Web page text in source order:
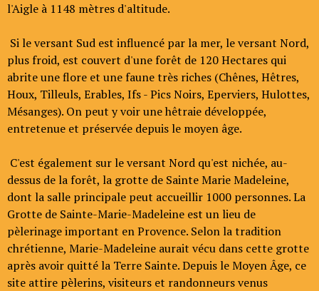
l'Aigle à 1148 mètres d'altitude.
Si le versant Sud est influencé par la mer, le versant Nord,
plus froid, est couvert d'une forêt de 120 Hectares qui
abrite une flore et une faune très riches (Chênes, Hêtres,
Houx, Tilleuls, Erables, Ifs - Pics Noirs, Eperviers, Hulottes,
Mésanges). On peut y voir une hêtraie développée,
entretenue et préservée depuis le moyen âge.
C'est également sur le versant Nord qu'est nichée, au-
dessus de la forêt, la grotte de Sainte Marie Madeleine,
dont la salle principale peut accueillir 1000 personnes. La
Grotte de Sainte-Marie-Madeleine est un lieu de
pèlerinage important en Provence. Selon la tradition
chrétienne, Marie-Madeleine aurait vécu dans cette grotte
après avoir quitté la Terre Sainte. Depuis le Moyen Âge, ce
site attire pèlerins, visiteurs et randonneurs venus